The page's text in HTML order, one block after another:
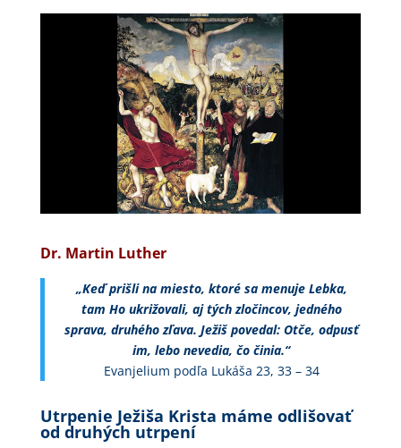
Dr. Martin Luther
„Keď prišli na miesto, ktoré sa menuje Lebka,
tam Ho ukrižovali, aj tých zločincov, jedného
sprava, druhého zľava. Ježiš povedal: Otče, odpusť
im, lebo nevedia, čo činia.“
Evanjelium podľa Lukáša 23, 33 – 34
Utrpenie Ježiša Krista máme odlišovať
od druhých utrpení